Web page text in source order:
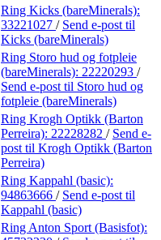
Ring Kicks (bareMinerals):
33221027 / Send e-post til
Kicks (bareMinerals)
Ring Storo hud og fotpleie
(bareMinerals): 22220293 /
Send e-post til Storo hud og
fotpleie (bareMinerals)
Ring Krogh Optikk (Barton
Perreira): 22228282 / Send e-
post til Krogh Optikk (Barton
Perreira)
Ring Kappahl (basic):
94863666 / Send e-post til
Kappahl (basic)
Ring Anton Sport (Basisfot):